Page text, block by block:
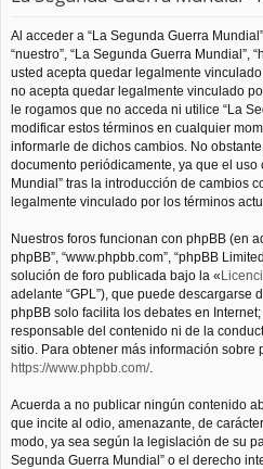
Al acceder a “La Segunda Guerra
“nuestro”, “La Segunda Guerra Mundial”,
usted acepta quedar legalmente
no acepta quedar legalmente vinculado
le rogamos que no acceda ni utilice “La
modificar estos términos en cualquier
informarle de dichos cambios. No
documento periódicamente, ya que el
Mundial” tras la introducción de cambios
legalmente vinculado por los términos
Nuestros foros funcionan con phpBB (en
phpBB”, “www.phpbb.com”, “phpBB
solución de foro publicada bajo la «
adelante “GPL”), que puede descargarse
phpBB solo facilita los debates en
responsable del contenido ni de la
sitio. Para obtener más información sobre
https://www.phpbb.com/.
Acuerda a no publicar ningún contenido
que incite al odio, amenazante, de
modo, ya sea según la legislación de su
Segunda Guerra Mundial” o el derecho